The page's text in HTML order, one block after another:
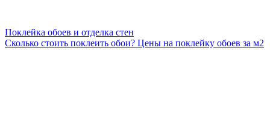
Поклейка обоев и отделка стен
Сколько стоить поклеить обои? Цены на поклейку обоев за м2